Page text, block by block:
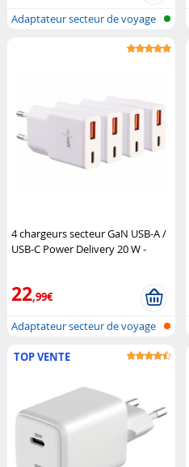
Adaptateur secteur de voyage
4 chargeurs secteur GaN USB-A /
USB-C Power Delivery 20 W -
22,99€
Adaptateur secteur de voyage
TOP VENTE